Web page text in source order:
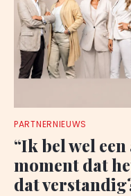
PARTNERNIEUWS
“Ik bel wel
moment dat
dat